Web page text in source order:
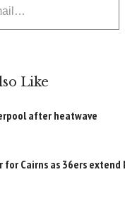
Like
after heatwave
for Cairns as 36ers extend